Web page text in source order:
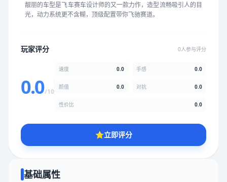
靓丽的车型是飞车赛车设计师的又一款力作，造型流畅吸引人的目
光，动力系统更不含糊，顶级配置带你飞驰赛道。
玩家评分 0人参与评分
0.0/10
速度 0.0 手感 0.0
颜值 0.0 对抗 0.0
性价比 0.0
⭐立即评分
基础属性
手感 5.0分
★★ ★ ★
性价比
★★★★★★★★★★